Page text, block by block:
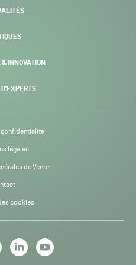
& INNOVATION
confidentialité
légales
de Vente
cookies